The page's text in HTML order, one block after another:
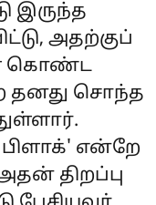
இருந்த
அதற்குப்
கொண்ட
தனது சொந்த
என்றே
திறப்பு